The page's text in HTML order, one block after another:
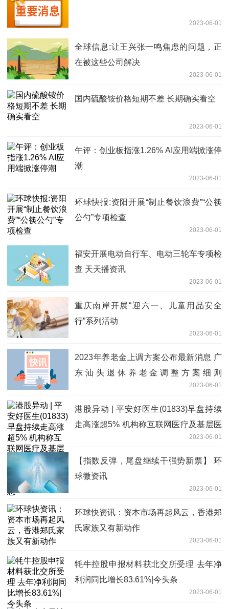
2023-06-01
全球信息:让王兴张一鸣焦虑的问题，正
在被这些公司解决
2023-06-01
国内硫酸铵价格短期不差 长期确实看空
2023-06-01
午评：创业板指涨1.26% AI应用端掀涨停
潮
2023-06-01
环球快报:资阳开展“制止餐饮浪费”“公筷
公勺”专项检查
2023-06-01
福安开展电动自行车、电动三轮车专项检
查 天天播资讯
2023-06-01
重庆南岸开展“迎六一、儿童用品安全
行”系列活动
2023-06-01
2023年养老金上调方案公布最新消息 广
东汕头退休养老金调整方案细则
2023-06-01
港股异动 | 平安好医生(01833)早盘持续
走高涨超5% 机构称互联网医疗及基层医
疗在AI辅助下服务质量将显著提升_天天
快消息
2023-06-01
【指数反弹，尾盘继续干强势新票】 环
球微资讯
2023-06-01
环球快资讯：资本市场再起风云，香港郑
氏家族又有新动作
2023-06-01
牦牛控股申报材料获北交所受理 去年净
利润同比增长83.61%|今头条
2023-06-01